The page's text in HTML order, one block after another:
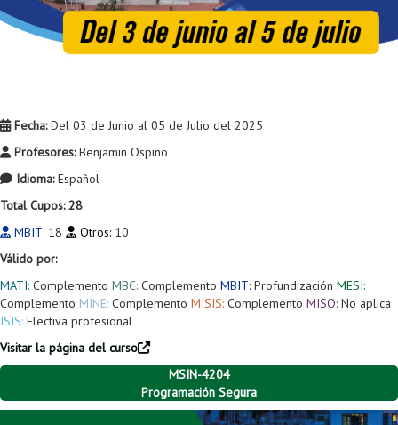
Fecha:Del 03 de Junio al 05 de Julio del 2025
Profesores:Benjamin Ospino
Idioma:Español
Total Cupos: 28
MBIT: 18 Otros: 10
Válido por:
MATI: Complemento MBC: Complemento MBIT: Profundización MESI:
Complemento MINE: Complemento MISIS: Complemento MISO: No aplica
ISIS: Electiva profesional
Visitar la página del curso
MSIN-4204
Programación Segura